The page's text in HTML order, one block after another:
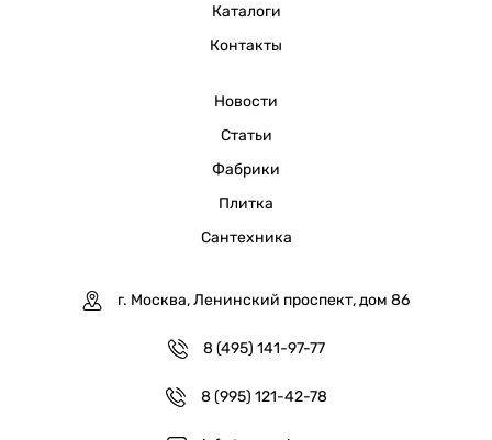
Каталоги
Контакты
Новости
Статьи
Фабрики
Плитка
Сантехника
г. Москва, Ленинский проспект, дом 86
8 (495) 141-97-77
8 (995) 121-42-78